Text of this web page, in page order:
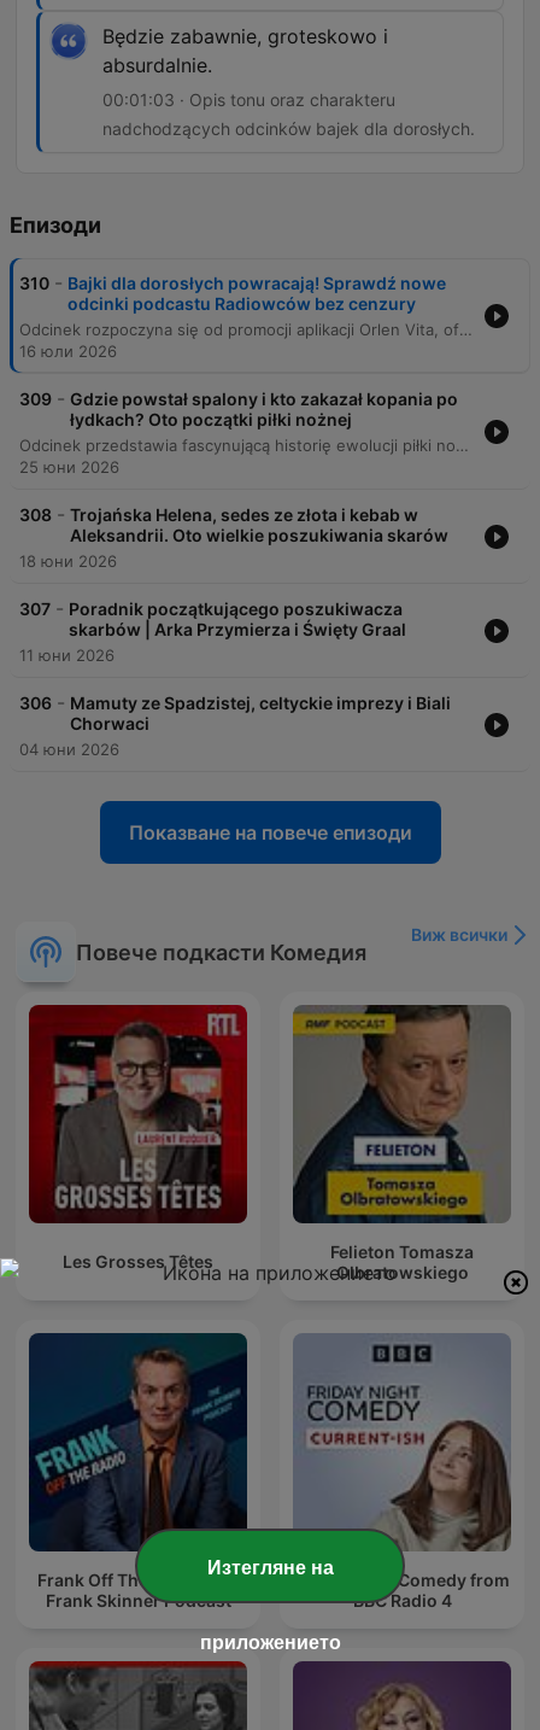
Będzie zabawnie, groteskowo i
absurdalnie.
00:01:03 · Opis tonu oraz charakteru
nadchodzących odcinków bajek dla dorosłych.
Епизоди
310 - Bajki dla dorosłych powracają! Sprawdź nowe
odcinki podcastu Radiowców bez cenzury
Odcinek rozpoczyna się od promocji aplikacji Orlen Vita, oferującej zniżki na paliwo oraz produkty spożywcze podczas wakacyjnych weekendów. Następnie następuje zapowiedź nowego sezonu audycji „Bajki dla dorosłych” prowadzonej przez Przemysława Skowrona, Tomasza Olbratowskiego i Jacka Tonkowicza. Program, osadzony w klimacie Podkarpacia, prezentuje nowe, groteskowe i absurdalne wersje znanych opowieści, które będą dostępne na platformach RMF ON oraz w innych serwisach podcastowych.
16 юли 2026
309 - Gdzie powstał spalony i kto zakazał kopania po
łydkach? Oto początki piłki nożnej
Odcinek przedstawia fascynującą historię ewolucji piłki nożnej, od starożytnych gier chińskich, greckich i rzymskich, aż po angielski mob football. Autor opisuje proces ujednolicania przepisów w XIX wieku przez Ebenezera Cobbirly'ego oraz powstanie Football Association. Program przybliża również historię kluczowych przepisów, takich jak wymiary boiska, wprowadzenie rzutu karnego, ewolucję roli bramkarza oraz ustalenie liczby zawodników. Przedstawiono, jak dawne zasady, często wynikające z tradycji lub przypadku, przekształciły się w ustandaryzowany sport, który znamy dzisiaj.
25 юни 2026
308 - Trojańska Helena, sedes ze złota i kebab w
Aleksandrii. Oto wielkie poszukiwania skarów
18 юни 2026
307 - Poradnik początkującego poszukiwacza
skarbów | Arka Przymierza i Święty Graal
11 юни 2026
306 - Mamuty ze Spadzistej, celtyckie imprezy i Biali
Chorwaci
04 юни 2026
Показване на повече епизоди
Повече подкасти Комедия
Виж всички
Les Grosses Têtes
Felieton Tomasza
Olbratowskiego
Frank Off The Radio: The
Frank Skinner Podcast
Friday Night Comedy from
BBC Radio 4
Изтегляне на
приложението